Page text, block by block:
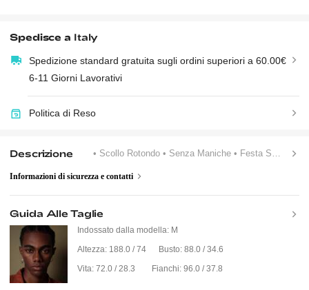
Spedisce a Italy
Spedizione standard gratuita sugli ordini superiori a 60.00€
6-11 Giorni Lavorativi
Politica di Reso
Descrizione • Scollo Rotondo • Senza Maniche • Festa Sexy E Meravigliosa, Tendenza D'avanguardia - Stile Deserto
Informazioni di sicurezza e contatti
Guida Alle Taglie
Indossato dalla modella: M
Altezza: 188.0 / 74 Busto: 88.0 / 34.6
Vita: 72.0 / 28.3 Fianchi: 96.0 / 37.8